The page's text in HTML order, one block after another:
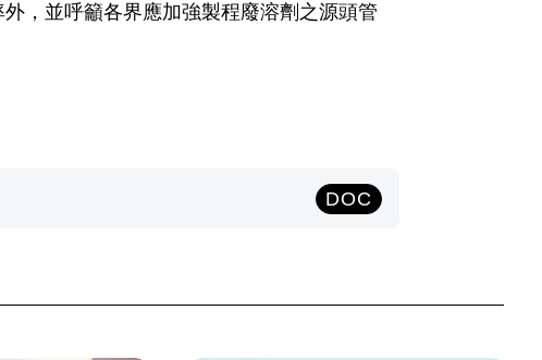
，並呼籲各界應加強製程廢溶劑之源頭管
DOC